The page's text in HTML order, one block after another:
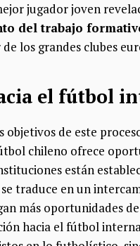
jugador joven
del trabajo
los grandes clubes
el fútbol
objetivos de este
chileno ofrece
están
traduce en un
más oportunidades
hacia el fútbol